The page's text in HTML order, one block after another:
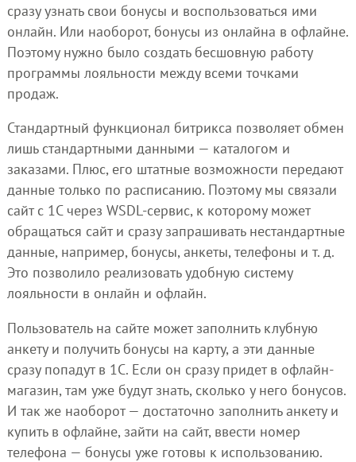
сразу узнать свои бонусы и воспользоваться ими
онлайн. Или наоборот, бонусы из онлайна в офлайне.
Поэтому нужно было создать бесшовную работу
программы лояльности между всеми точками
продаж.
Стандартный функционал битрикса позволяет обмен
лишь стандартными данными — каталогом и
заказами. Плюс, его штатные возможности передают
данные только по расписанию. Поэтому мы связали
сайт с 1С через WSDL-сервис, к которому может
обращаться сайт и сразу запрашивать нестандартные
данные, например, бонусы, анкеты, телефоны и т. д.
Это позволило реализовать удобную систему
лояльности в онлайн и офлайн.
Пользователь на сайте может заполнить клубную
анкету и получить бонусы на карту, а эти данные
сразу попадут в 1С. Если он сразу придет в офлайн-
магазин, там уже будут знать, сколько у него бонусов.
И так же наоборот — достаточно заполнить анкету и
купить в офлайне, зайти на сайт, ввести номер
телефона — бонусы уже готовы к использованию.